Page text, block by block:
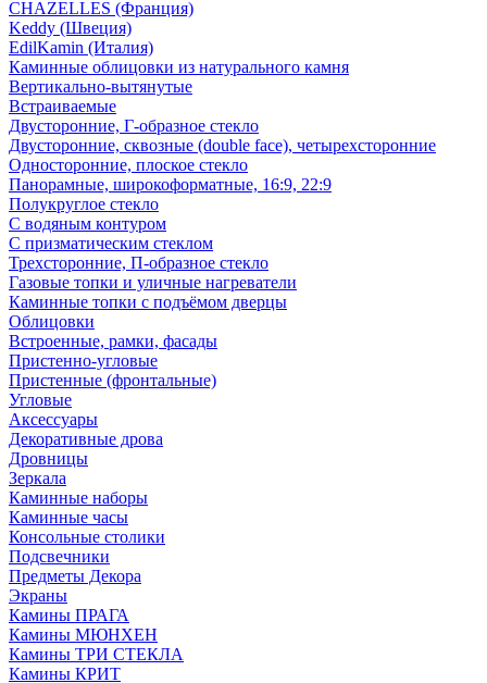
CHAZELLES (Франция)
Keddy (Швеция)
EdilKamin (Италия)
Каминные облицовки из натурального камня
Вертикально-вытянутые
Встраиваемые
Двусторонние, Г-образное стекло
Двусторонние, сквозные (double face), четырехсторонние
Односторонние, плоское стекло
Панорамные, широкоформатные, 16:9, 22:9
Полукруглое стекло
С водяным контуром
С призматическим стеклом
Трехсторонние, П-образное стекло
Газовые топки и уличные нагреватели
Каминные топки с подъёмом дверцы
Облицовки
Встроенные, рамки, фасады
Пристенно-угловые
Пристенные (фронтальные)
Угловые
Аксессуары
Декоративные дрова
Дровницы
Зеркала
Каминные наборы
Каминные часы
Консольные столики
Подсвечники
Предметы Декора
Экраны
Камины ПРАГА
Камины МЮНХЕН
Камины ТРИ СТЕКЛА
Камины КРИТ